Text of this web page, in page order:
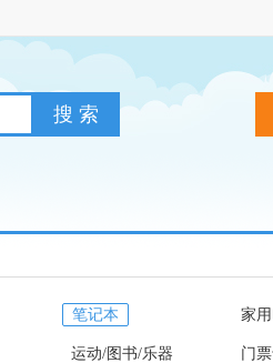
笔记本 家
运动/图书/乐器 门